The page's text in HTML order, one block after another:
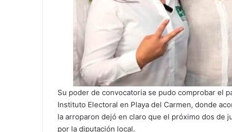
Su poder de convocatoria se pudo comprobar el
Instituto Electoral en Playa del Carmen, donde
la arroparon dejó en claro que el próximo dos de
por la diputación local.